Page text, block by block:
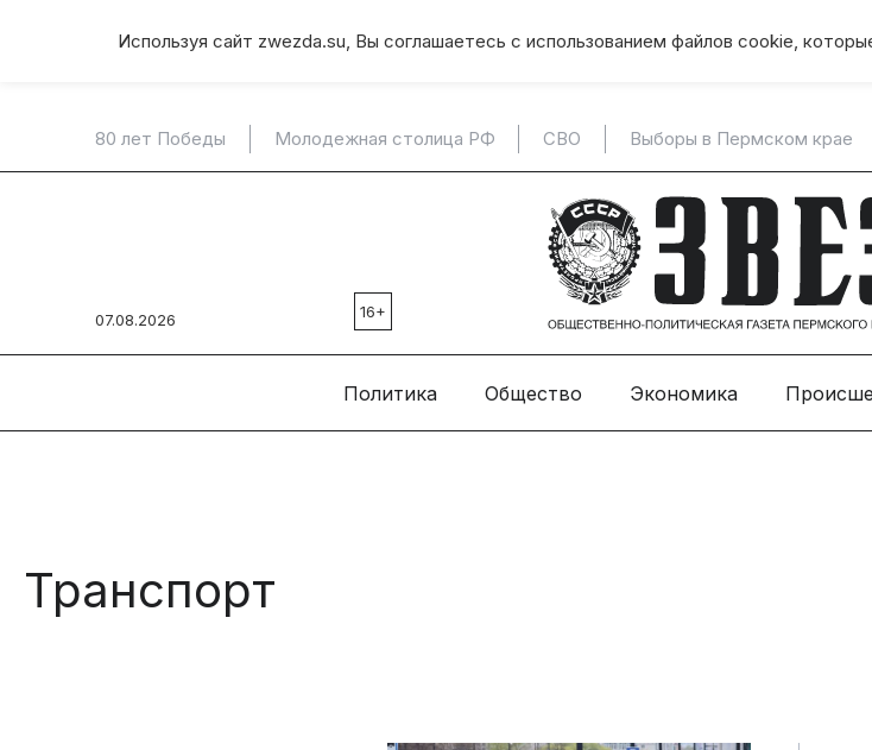
Используя сайт zwezda.su, Вы соглашаетесь с использованием файлов cookie,
80 лет Победы Молодежная столица РФ СВО Выборы в Пермском крае
07.08.2026 16+
Политика Общество Экономика
Транспорт